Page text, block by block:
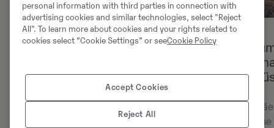
Volvo DNA kogu jõuseadmes
Kogemused suurepärase
kütusesäästuga võimsuses ja
jõudluses kompromisse tegemata
tänu maailmakuulsale Volvo
Sujuv
klassi
Tee oma
personal information with third parties in connection with
advertising cookies and similar technologies, select "Reject
All". To learn more about cookies and your rights related to
cookies select “Cookie Settings” or seeCookie Policy
Accept Cookies
Reject All